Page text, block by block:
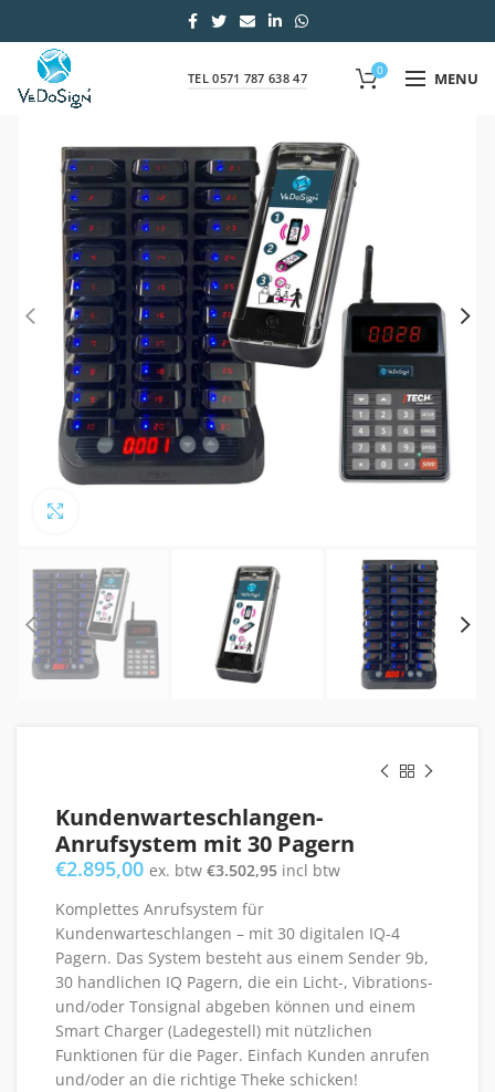
TEL 0571 787 638 47
0 MENU
Kundenwarteschlangen-
Anrufsystem mit 30 Pagern
€2.895,00 ex. btw €3.502,95 incl btw
Komplettes Anrufsystem für
Kundenwarteschlangen – mit 30 digitalen IQ-4
Pagern. Das System besteht aus einem Sender 9b,
30 handlichen IQ Pagern, die ein Licht-, Vibrations-
und/oder Tonsignal abgeben können und einem
Smart Charger (Ladegestell) mit nützlichen
Funktionen für die Pager. Einfach Kunden anrufen
und/oder an die richtige Theke schicken!